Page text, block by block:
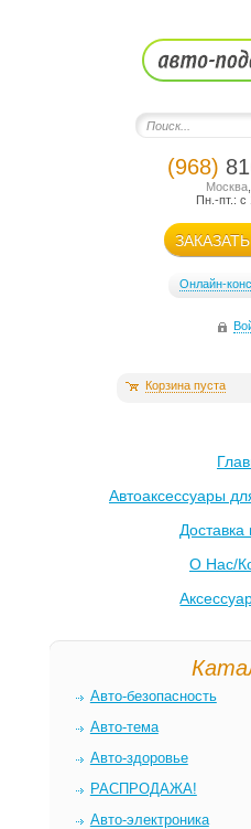
(968)
Москва
Пн.-пт.: с
Онлайн-
Корзина пуста
Автоаксессуары
Доставка
О Нас/
Авто-безопасность
Авто-тема
Авто-здоровье
РАСПРОДАЖА!
Авто-электроника